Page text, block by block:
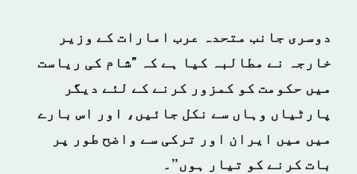
دوسری جانب متحدہ عرب امارات کے وزیر
خارجہ نے مطالبہ کیا ہے کہ "شام کی ریاست
میں حکومت کو کمزور کرنے کے لئے دیگر
پارٹیاں وہاں سے نکل جائیں، اور اس بارے
میں میں ایران اور ترکی سے واضح طور پر
بات کرنے کو تیار ہوں”۔